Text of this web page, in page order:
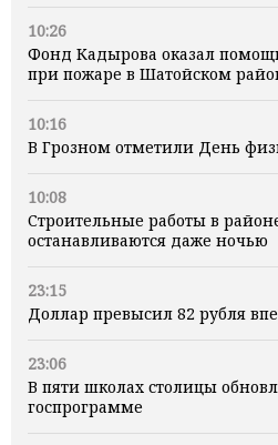
10:26
Фонд Кадырова оказал
при пожаре в Шатойском
10:16
В Грозном отметили День
10:08
Строительные работы в
останавливаются даже ночью
23:15
Доллар превысил 82 рубля
23:06
В пяти школах столицы
госпрограмме